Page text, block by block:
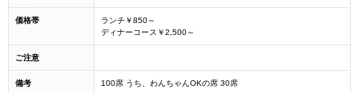
価格帯
ランチ￥850～
ディナーコース￥2,500～
ご注意
備考 100席 うち、わんちゃんOKの席 30席